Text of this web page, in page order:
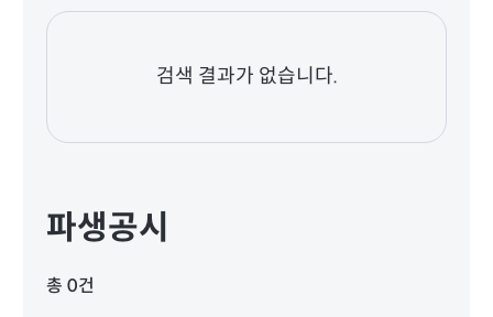
검색 결과가 없습니다.
파생공시
총 0건